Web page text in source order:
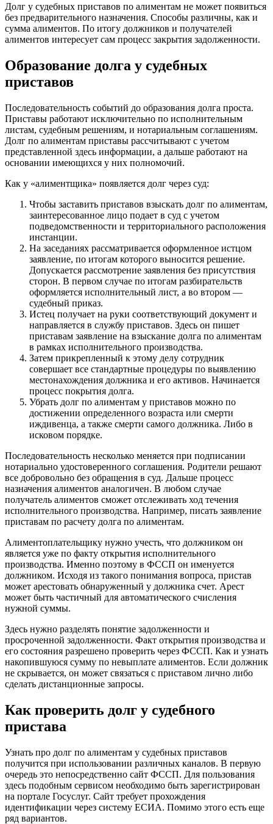
Долг у судебных приставов по алиментам не может появиться
без предварительного назначения. Способы различны, как и
сумма алиментов. По итогу должников и получателей
алиментов интересует сам процесс закрытия задолженности.
Образование долга у судебных
приставов
Последовательность событий до образования долга проста.
Приставы работают исключительно по исполнительным
листам, судебным решениям, и нотариальным соглашениям.
Долг по алиментам приставы рассчитывают с учетом
представленной здесь информации, а дальше работают на
основании имеющихся у них полномочий.
Как у «алиментщика» появляется долг через суд:
Чтобы заставить приставов взыскать долг по алиментам,
заинтересованное лицо подает в суд с учетом
подведомственности и территориального расположения
инстанции.
На заседаниях рассматривается оформленное истцом
заявление, по итогам которого выносится решение.
Допускается рассмотрение заявления без присутствия
сторон. В первом случае по итогам разбирательств
оформляется исполнительный лист, а во втором —
судебный приказ.
Истец получает на руки соответствующий документ и
направляется в службу приставов. Здесь он пишет
приставам заявление на взыскание долга по алиментам
в рамках исполнительного производства.
Затем прикрепленный к этому делу сотрудник
совершает все стандартные процедуры по выявлению
местонахождения должника и его активов. Начинается
процесс покрытия долга.
Убрать долг по алиментам у приставов можно по
достижении определенного возраста или смерти
иждивенца, а также смерти самого должника. Либо в
исковом порядке.
Последовательность несколько меняется при подписании
нотариально удостоверенного соглашения. Родители решают
все добровольно без обращения в суд. Дальше процесс
назначения алиментов аналогичен. В любом случае
получатель алиментов сможет отслеживать ход течения
исполнительного производства. Например, писать заявление
приставам по расчету долга по алиментам.
Алиментоплательщику нужно учесть, что должником он
является уже по факту открытия исполнительного
производства. Именно поэтому в ФССП он именуется
должником. Исходя из такого понимания вопроса, пристав
может арестовать обнаруженный у должника счет. Арест
может быть частичный для автоматического счисления
нужной суммы.
Здесь нужно разделять понятие задолженности и
просроченной задолженности. Факт открытия производства и
его состояния разрешено проверить через ФССП. Как и узнать
накопившуюся сумму по невыплате алиментов. Если должник
не скрывается, он может связаться с приставом лично либо
сделать дистанционные запросы.
Как проверить долг у судебного
пристава
Узнать про долг по алиментам у судебных приставов
получится при использовании различных каналов. В первую
очередь это непосредственно сайт ФССП. Для пользования
здесь подобным сервисом необходимо быть зарегистрирован
на портале Госуслуг. Сайт требует прохождения
идентификации через систему ЕСИА. Помимо этого есть еще
ряд вариантов.